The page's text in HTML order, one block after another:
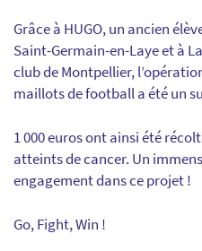
Grâce à HUGO, un ancien
Saint-Germain-en-Laye et à
club de Montpellier,
maillots de football a été un
1 000 euros ont ainsi été
atteints de cancer. Un
engagement dans ce projet !
Go, Fight, Win !